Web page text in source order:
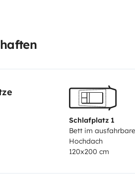
Schlafplatz 1
Bett im
Hochdach
120x200 cm